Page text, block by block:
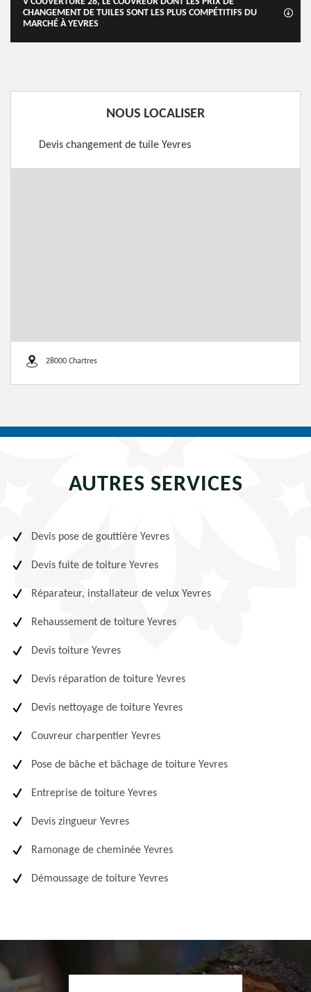
CHANGEMENT DE TUILES SONT LES PLUS COMPÉTITIFS DU
MARCHÉ À YEVRES
NOUS LOCALISER
Devis changement de tuile Yevres
28000 Chartres
AUTRES SERVICES
Devis pose de gouttière Yevres
Devis fuite de toiture Yevres
Réparateur, installateur de velux Yevres
Rehaussement de toiture Yevres
Devis toiture Yevres
Devis réparation de toiture Yevres
Devis nettoyage de toiture Yevres
Couvreur charpentier Yevres
Pose de bâche et bâchage de toiture Yevres
Entreprise de toiture Yevres
Devis zingueur Yevres
Ramonage de cheminée Yevres
Démoussage de toiture Yevres